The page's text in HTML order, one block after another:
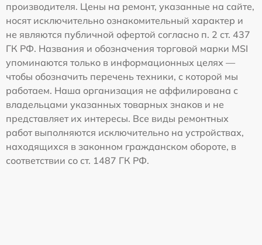
производителя. Цены на ремонт, указанные на сайте,
носят исключительно ознакомительный характер и
не являются публичной офертой согласно п. 2 ст. 437
ГК РФ. Названия и обозначения торговой марки MSI
упоминаются только в информационных целях —
чтобы обозначить перечень техники, с которой мы
работаем. Наша организация не аффилирована с
владельцами указанных товарных знаков и не
представляет их интересы. Все виды ремонтных
работ выполняются исключительно на устройствах,
находящихся в законном гражданском обороте, в
соответствии со ст. 1487 ГК РФ.